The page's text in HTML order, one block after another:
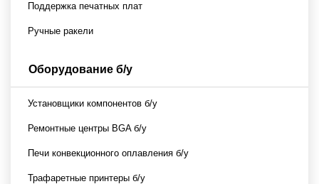
Поддержка печатных плат
Ручные ракели
Оборудование б/у
Установщики компонентов б/у
Ремонтные центры BGA б/у
Печи конвекционного оплавления б/у
Трафаретные принтеры б/у